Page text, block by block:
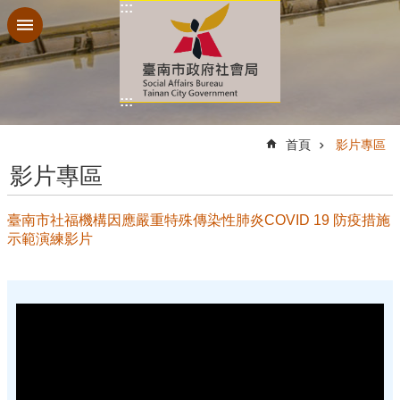
跳到主要內容區塊
:::
:::
首頁 影片專區
影片專區
臺南市社福機構因應嚴重特殊傳染性肺炎COVID 19 防疫措施
示範演練影片